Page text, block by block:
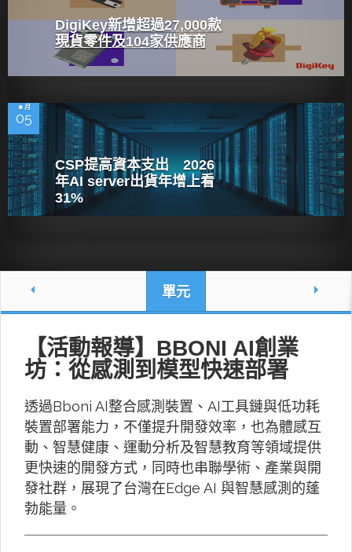
DigiKey新增超過27,000款
現貨零件及104家供應商
8 月
05
CSP提高資本支出 2026
年AI server出貨年增上看
31%
單元
【活動報導】BBONI AI創業
坊：從感測到模型快速部署
透過Bboni AI整合感測裝置、AI工具鏈與低功耗
裝置部署能力，不僅提升開發效率，也為體感互
動、智慧健康、運動分析及智慧教育等領域提供
更快速的開發方式，同時也串聯學術、產業與開
發社群，展現了台灣在Edge AI 與智慧感測的蓬
勃能量。